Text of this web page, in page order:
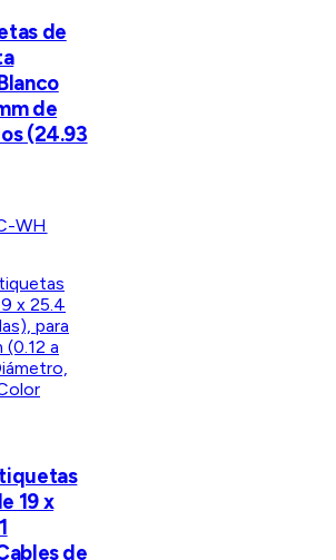
de
de
(24.93
WH
19 x
de